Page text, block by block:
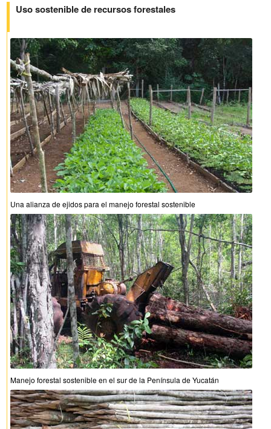
Uso sostenible de recursos forestales
Una alianza de ejidos para el manejo forestal sostenible
Manejo forestal sostenible en el sur de la Península de Yucatán